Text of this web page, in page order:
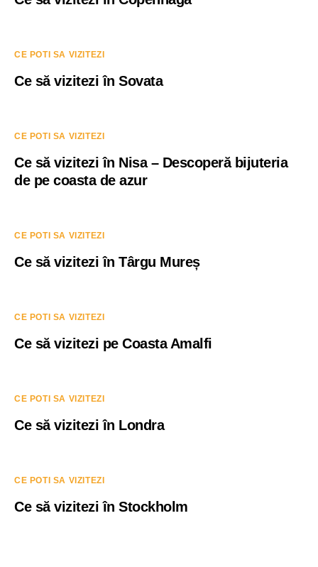
CE POTI SA VIZITEZI
Ce să vizitezi în Sovata
CE POTI SA VIZITEZI
Ce să vizitezi în Nisa – Descoperă bijuteria
de pe coasta de azur
CE POTI SA VIZITEZI
Ce să vizitezi în Târgu Mureș
CE POTI SA VIZITEZI
Ce să vizitezi pe Coasta Amalfi
CE POTI SA VIZITEZI
Ce să vizitezi în Londra
CE POTI SA VIZITEZI
Ce să vizitezi în Stockholm